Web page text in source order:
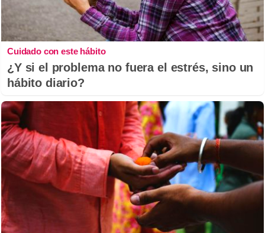
Cuidado con este hábito
¿Y si el problema no fuera el estrés, sino un
hábito diario?